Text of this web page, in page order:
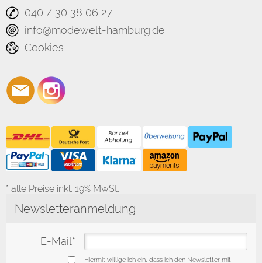
040 / 30 38 06 27
info@modewelt-hamburg.de
Cookies
* alle Preise inkl. 19% MwSt.